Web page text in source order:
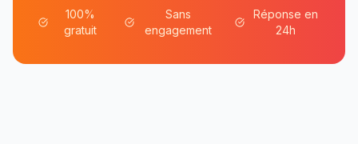
100%
gratuit
Sans
engagement
Réponse en
24h